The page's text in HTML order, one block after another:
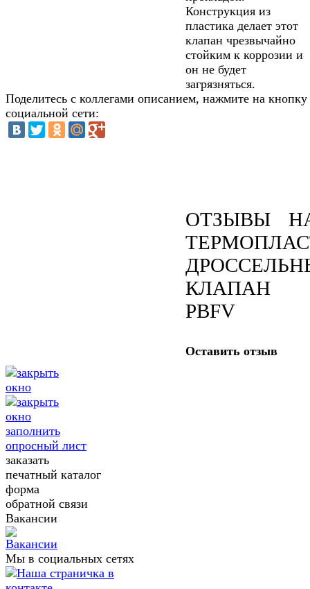
Конструкция из
пластика делает этот
клапан чрезвычайно
стойким к коррозии и
он не будет
загрязняться.
Поделитесь с коллегами описанием, нажмите на кнопку
социальной сети:
ОТЗЫВЫ
КЛАПАН
PBFV
Оставить отзыв
заполнить
опросный лист
заказать
печатный каталог
форма
обратной связи
Вакансии
Мы в социальных сетях